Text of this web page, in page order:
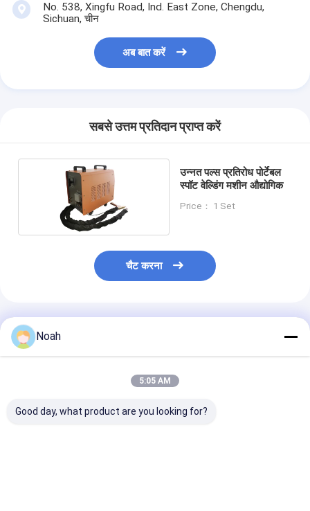
No. 538, Xingfu Road, Ind. East Zone, Chengdu,
Sichuan, चीन
अब बात करें
सबसे उत्तम प्रतिदान प्राप्त करें
उन्नत पल्स प्रतिरोध पोर्टेबल
स्पॉट वेल्डिंग मशीन औद्योगिक
Price： 1 Set
चैट करना
अनुशंसित उत्पाद
Noah
5:05 AM
Good day, what product are you looking for?